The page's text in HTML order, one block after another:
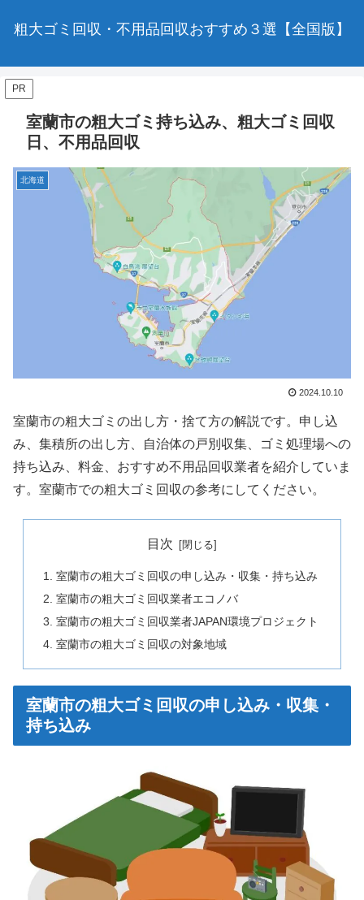
粗大ゴミ回収・不用品回収おすすめ３選【全国版】
PR
室蘭市の粗大ゴミ持ち込み、粗大ゴミ回収
日、不用品回収
北海道
2024.10.10
室蘭市の粗大ゴミの出し方・捨て方の解説です。申し込
み、集積所の出し方、自治体の戸別収集、ゴミ処理場への
持ち込み、料金、おすすめ不用品回収業者を紹介していま
す。室蘭市での粗大ゴミ回収の参考にしてください。
目次
室蘭市の粗大ゴミ回収の申し込み・収集・持ち込み
室蘭市の粗大ゴミ回収業者エコノバ
室蘭市の粗大ゴミ回収業者JAPAN環境プロジェクト
室蘭市の粗大ゴミ回収の対象地域
室蘭市の粗大ゴミ回収の申し込み・収集・
持ち込み